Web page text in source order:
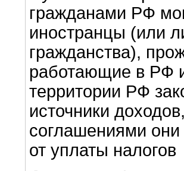
гражданами РФ
иностранцы (или
гражданства),
работающие в РФ
территории РФ
источники
соглашениями
от уплаты налогов